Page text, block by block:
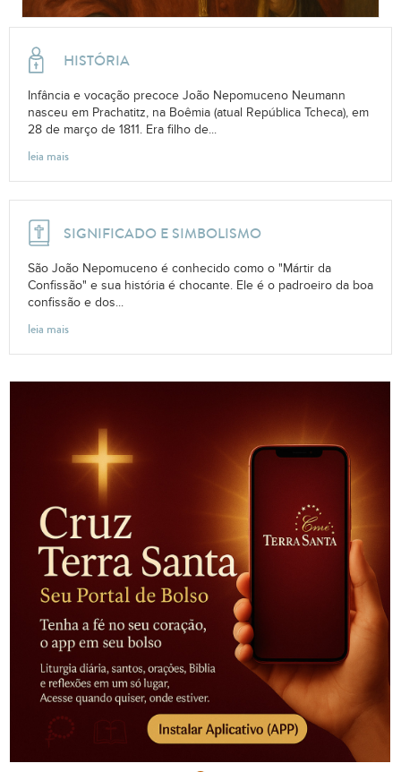
HISTÓRIA
Infância e vocação precoce João Nepomuceno Neumann
nasceu em Prachatitz, na Boêmia (atual República Tcheca), em
28 de março de 1811. Era filho de...
leia mais
SIGNIFICADO E SIMBOLISMO
São João Nepomuceno é conhecido como o "Mártir da
Confissão" e sua história é chocante. Ele é o padroeiro da boa
confissão e dos...
leia mais